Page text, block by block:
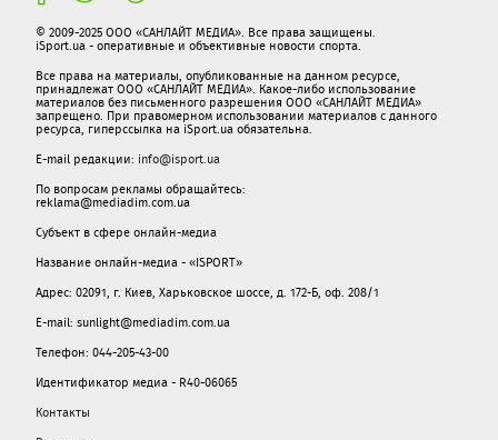
© 2009-2025 ООО «САНЛАЙТ МЕДИА». Все права защищены.
iSport.ua - оперативные и объективные новости спорта.
Все права на материалы, опубликованные на данном ресурсе,
принадлежат ООО «САНЛАЙТ МЕДИА». Какое-либо использование
материалов без письменного разрешения ООО «САНЛАЙТ МЕДИА»
запрещено. При правомерном использовании материалов с данного
ресурса, гиперссылка на iSport.ua обязательна.
E-mail редакции: info@isport.ua
По вопросам рекламы обращайтесь:
reklama@mediadim.com.ua
Субъект в сфере онлайн-медиа
Название онлайн-медиа - «ISPORT»
Адрес: 02091, г. Киев, Харьковское шоссе, д. 172-Б, оф. 208/1
E-mail: sunlight@mediadim.com.ua
Телефон: 044-205-43-00
Идентификатор медиа - R40-06065
Контакты